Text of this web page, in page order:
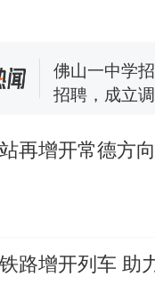
佛山一中学
招聘，成立
那个在
再增开常德方
路增开列车 助